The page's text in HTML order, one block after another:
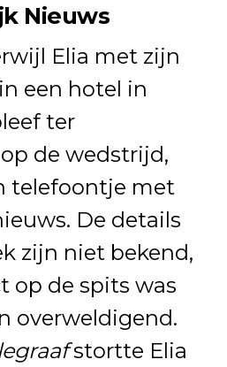
Nieuws
Elia met zijn
een hotel in
ter
de wedstrijd,
telefoontje met
De details
zijn niet bekend,
op de spits was
overweldigend.
stortte Elia